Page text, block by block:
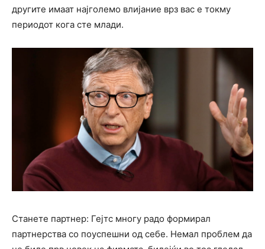
другите имаат најголемо влијание врз вас е токму
периодот кога сте млади.
Станете партнер: Гејтс многу радо формирал
партнерства со поуспешни од себе. Немал проблем да